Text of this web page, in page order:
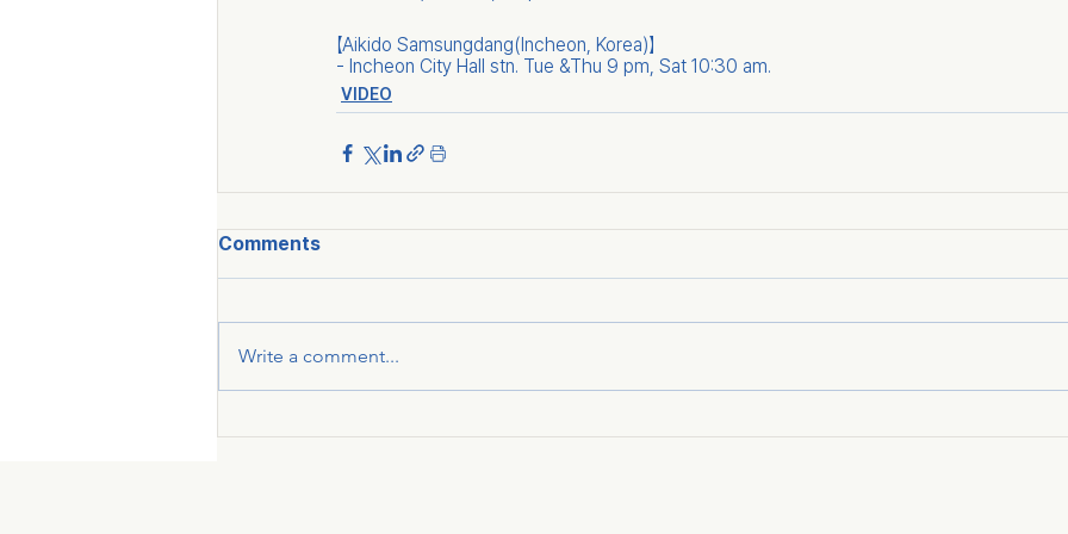
【Aikido Samsungdang(Incheon, Korea)】
- Incheon City Hall stn. Tue &Thu 9 pm, Sat 10:30 am.
VIDEO
Comments
Write a comment...